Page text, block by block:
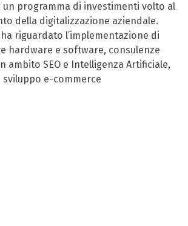
un programma di investimenti volto al
della digitalizzazione aziendale.
ha riguardato l’implementazione di
hardware e software, consulenze
ambito SEO e Intelligenza Artificiale,
sviluppo e-commerce